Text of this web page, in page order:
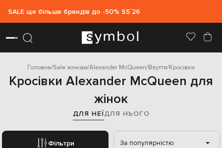
SALE ще більше брендів до -50% SS`26
Головна Sale жінкам Alexander McQueen Взуття Кросівки
Кросівки Alexander McQueen для
жінок
ДЛЯ НЕЇДЛЯ НЬОГО
Фільтри За популярністю